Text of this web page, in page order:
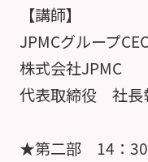
【講師】
JPMCグループ
株式会社JPMC
代表取締役 社
★第二部 14：30